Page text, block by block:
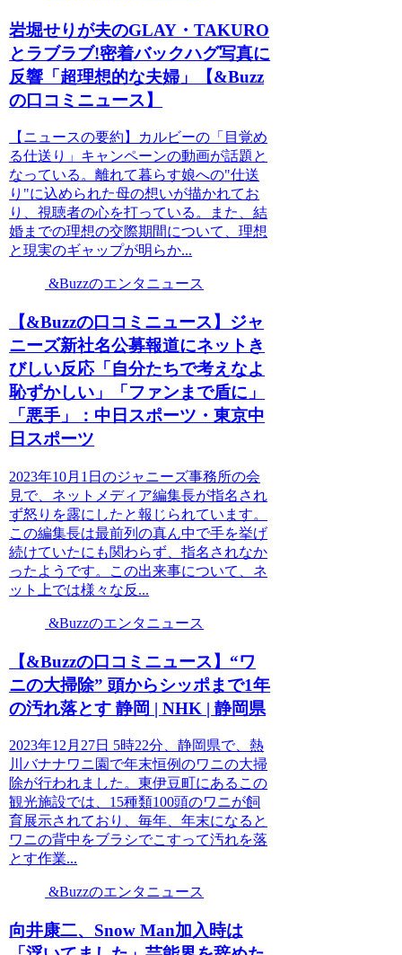
岩堀せりが夫のGLAY・TAKURO
とラブラブ!密着バックハグ写真に
反響「超理想的な夫婦」【&Buzz
の口コミニュース】
【ニュースの要約】カルビーの「目覚め
る仕送り」キャンペーンの動画が話題と
なっている。離れて暮らす娘への"仕送
り"に込められた母の想いが描かれてお
り、視聴者の心を打っている。また、結
婚までの理想の交際期間について、理想
と現実のギャップが明らか...
&Buzzのエンタニュース
【&Buzzの口コミニュース】ジャ
ニーズ新社名公募報道にネットき
びしい反応「自分たちで考えなよ
恥ずかしい」「ファンまで盾に」
「悪手」：中日スポーツ・東京中
日スポーツ
2023年10月1日のジャニーズ事務所の会
見で、ネットメディア編集長が指名され
ず怒りを露にしたと報じられています。
この編集長は最前列の真ん中で手を挙げ
続けていたにも関わらず、指名されなか
ったようです。この出来事について、ネ
ット上では様々な反...
&Buzzのエンタニュース
【&Buzzの口コミニュース】“ワ
ニの大掃除” 頭からシッポまで1年
の汚れ落とす 静岡 | NHK | 静岡県
2023年12月27日 5時22分、静岡県で、熱
川バナナワニ園で年末恒例のワニの大掃
除が行われました。東伊豆町にあるこの
観光施設では、15種類100頭のワニが飼
育展示されており、毎年、年末になると
ワニの背中をブラシでこすって汚れを落
とす作業...
&Buzzのエンタニュース
向井康二、Snow Man加入時は